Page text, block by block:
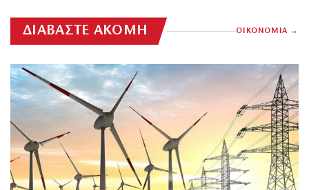
ΔΙΑΒΑΣΤΕ ΑΚΟΜΗ ΟΙΚΟΝΟΜΙΑ